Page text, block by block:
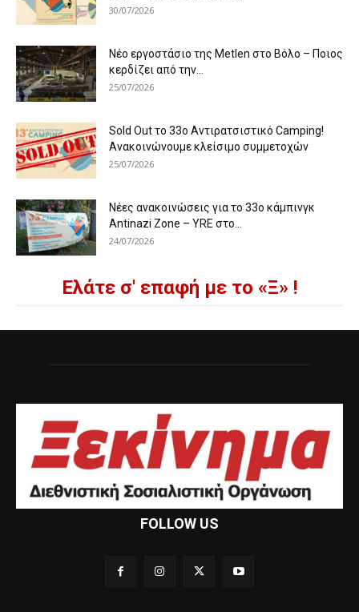
30/07/2026
Νέο εργοστάσιο της Metlen στο Βόλο – Ποιος
κερδίζει από την...
25/07/2026
Sold Out το 33ο Αντιρατσιστικό Camping!
Ανακοινώνουμε κλείσιμο συμμετοχών
25/07/2026
Νέες ανακοινώσεις για το 33ο κάμπινγκ
Antinazi Zone – YRE στο...
24/07/2026
Ελάτε σ' επαφή με το «Ξ» !
FOLLOW US